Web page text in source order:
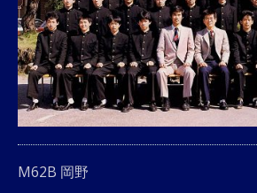
M62B 岡野